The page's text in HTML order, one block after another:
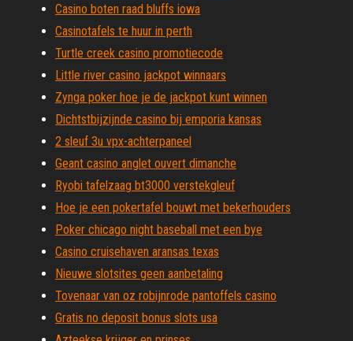
Casino boten raad bluffs iowa
Casinotafels te huur in perth
Turtle creek casino promotiecode
Little river casino jackpot winnaars
Zynga poker hoe je de jackpot kunt winnen
Dichtstbijzijnde casino bij emporia kansas
2 sleuf 3u vpx-achterpaneel
Geant casino anglet ouvert dimanche
Ryobi tafelzaag bt3000 verstekgleuf
Hoe je een pokertafel bouwt met bekerhouders
Poker chicago night baseball met een bye
Casino cruisehaven aransas texas
Nieuwe slotsites geen aanbetaling
Tovenaar van oz robijnrode pantoffels casino
Gratis no deposit bonus slots usa